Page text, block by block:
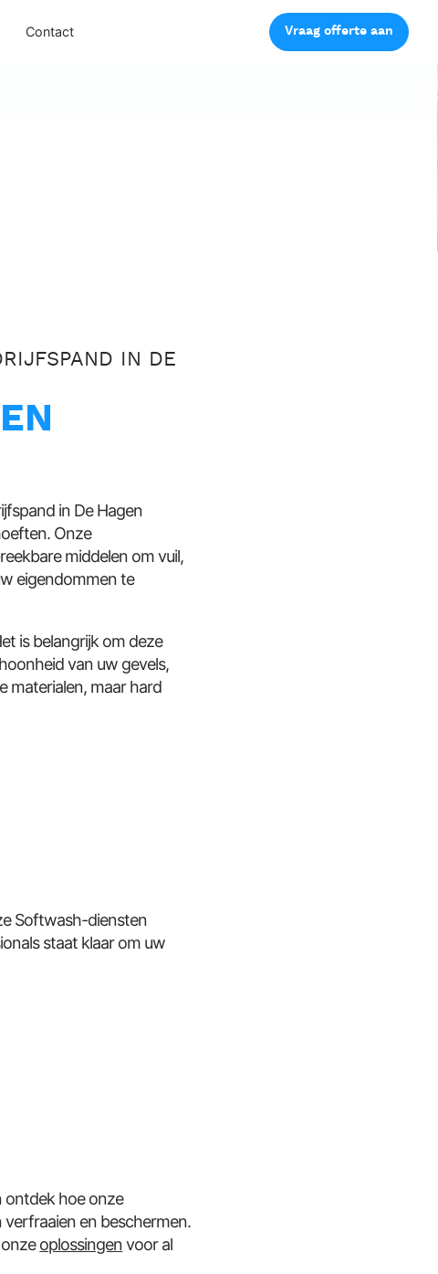
Contact Vraag offerte aan
IN DE
in De Hagen
Onze
middelen om vuil,
eigendommen te
is belangrijk om deze
van uw gevels,
materialen, maar hard
Softwash-diensten
staat klaar om uw
ontdek hoe onze
verfraaien en beschermen.
oplossingenvoor al